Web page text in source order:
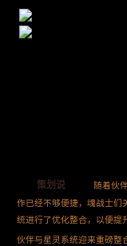
策划说
随着伙
作已经不够便捷，魂战士们
统进行了优化整合，以便提
伙伴与星灵系统迎来重磅整